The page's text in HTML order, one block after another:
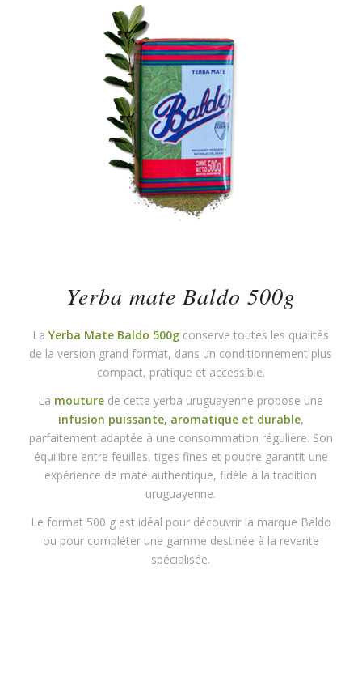
Yerba mate Baldo 500g
LaYerba Mate Baldo 500g conserve toutes les qualités
de la version grand format, dans un conditionnement plus
compact, pratique et accessible.
La mouture de cette yerba uruguayenne propose une
infusion puissante, aromatique et durable,
parfaitement adaptée à une consommation régulière. Son
équilibre entre feuilles, tiges fines et poudre garantit une
expérience de maté authentique, fidèle à la tradition
uruguayenne.
Le format 500 g est idéal pour découvrir la marque Baldo
ou pour compléter une gamme destinée à la revente
spécialisée.